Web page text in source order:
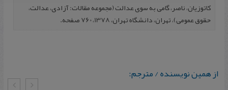
کاتوزیان، ناصر، گامی به سوی عدالت (مجموعه مقالات: آزادی، عدالت،
حقوق عمومی)، تهران، دانشگاه تهران، 1378، 760 صفحه.
از همین نویسنده / مترجم: